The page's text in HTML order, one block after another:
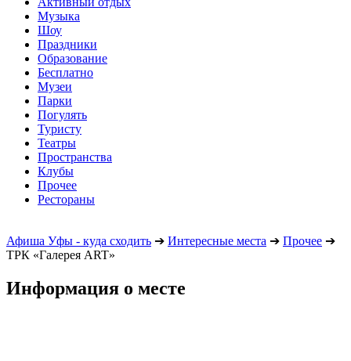
Музыка
Шоу
Праздники
Образование
Бесплатно
Музеи
Парки
Погулять
Туристу
Театры
Пространства
Клубы
Прочее
Рестораны
Афиша Уфы - куда сходить ➔ Интересные места ➔ Прочее ➔
ТРК «Галерея ART»
Информация о месте